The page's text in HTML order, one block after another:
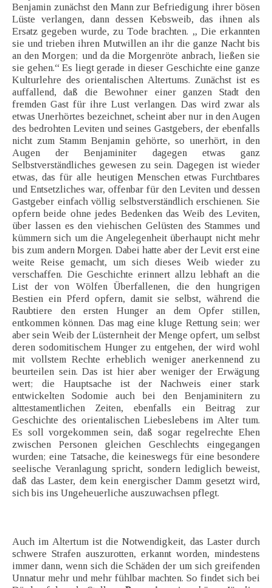
Benjamin zunächst den Mann zur Befriedigung ihrer bösen
Lüste verlangen, dann dessen Kebsweib, das ihnen als
Ersatz gegeben wurde, zu Tode brachten. „ Die erkannten
sie und trieben ihren Mutwillen an ihr die ganze Nacht bis
an den Morgen; und da die Morgenröte anbrach, ließen sie
sie gehen.“ Es liegt gerade in dieser Geschichte eine ganze
Kulturlehre des orientalischen Altertums. Zunächst ist es
auffallend, daß die Bewohner einer ganzen Stadt den
fremden Gast für ihre Lust verlangen. Das wird zwar als
etwas Unerhörtes bezeichnet, scheint aber nur in den Augen
des bedrohten Leviten und seines Gastgebers, der ebenfalls
nicht zum Stamm Benjamin gehörte, so unerhört, in den
Augen der Benjaminiter dagegen etwas ganz
Selbstverständliches gewesen zu sein. Dagegen ist wieder
etwas, das für alle heutigen Menschen etwas Furchtbares
und Entsetzliches war, offenbar für den Leviten und dessen
Gastgeber einfach völlig selbstverständlich erschienen. Sie
opfern beide ohne jedes Bedenken das Weib des Leviten,
über lassen es den viehischen Gelüsten des Stammes und
kümmern sich um die Angelegenheit überhaupt nicht mehr
bis zum andern Morgen. Dabei hatte aber der Levit erst eine
weite Reise gemacht, um sich dieses Weib wieder zu
verschaffen. Die Geschichte erinnert allzu lebhaft an die
List der von Wölfen Überfallenen, die den hungrigen
Bestien ein Pferd opfern, damit sie selbst, während die
Raubtiere den ersten Hunger an dem Opfer stillen,
entkommen können. Das mag eine kluge Rettung sein; wer
aber sein Weib der Lüsternheit der Menge opfert, um selbst
deren sodomitischem Hunger zu entgehen, der wird wohl
mit vollstem Rechte erheblich weniger anerkennend zu
beurteilen sein. Das ist hier aber weniger der Erwägung
wert; die Hauptsache ist der Nachweis einer stark
entwickelten Sodomie auch bei den Benjaminitern zu
alttestamentlichen Zeiten, ebenfalls ein Beitrag zur
Geschichte des orientalischen Liebeslebens im Alter tum.
Es soll vorgekommen sein, daß sogar regelrechte Ehen
zwischen Personen gleichen Geschlechts eingegangen
wurden; eine Tatsache, die keineswegs für eine besondere
seelische Veranlagung spricht, sondern lediglich beweist,
daß das Laster, dem kein energischer Damm gesetzt wird,
sich bis ins Ungeheuerliche auszuwachsen pflegt.
Auch im Altertum ist die Notwendigkeit, das Laster durch
schwere Strafen auszurotten, erkannt worden, mindestens
immer dann, wenn sich die Schäden der um sich greifenden
Unnatur mehr und mehr fühlbar machten. So findet sich bei